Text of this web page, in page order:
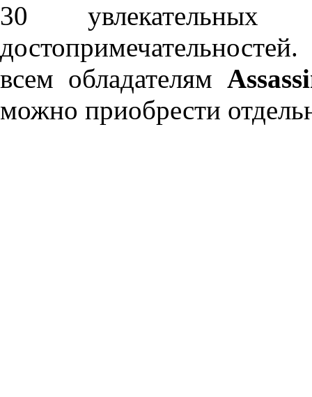
30
всем обладателям
можно приобрести